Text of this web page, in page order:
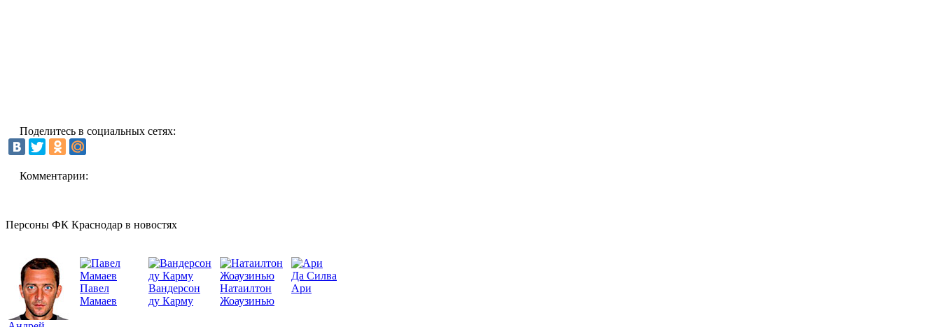
Поделитесь в социальных сетях:
Комментарии:
Персоны ФК Краснодар в новостях
Павел
Мамаев
Вандерсон
ду Карму
Натаилтон
Жоаузинью
Да Силва
Ари